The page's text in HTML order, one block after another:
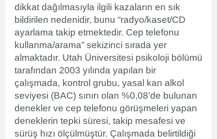
dikkat dağılmasıyla ilgili kazaların en sık
bildirilen nedenidir, bunu “radyo/kaset/CD
ayarlama takip etmektedir. Cep telefonu
kullanma/arama” sekizinci sırada yer
almaktadır. Utah Üniversitesi psikoloji bölümü
tarafından 2003 yılında yapılan bir
çalışmada, kontrol grubu, yasal
kan alkol
seviyesi (BAC) sınırı olan %0,08’de bulunan
denekler ve cep telefonu görüşmeleri yapan
deneklerin tepki süresi, takip mesafesi ve
sürüş hızı ölçülmüştür. Çalışmada belirtildiği